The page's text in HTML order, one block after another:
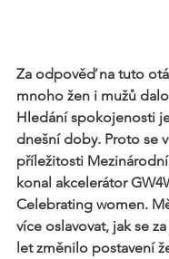
Za odpověď na tuto
mnoho žen i mužů
Hledání spokojenosti
dnešní doby. Proto se
příležitosti
konal akcelerátor
Celebrating women.
více oslavovat, jak se
let změnilo postavení